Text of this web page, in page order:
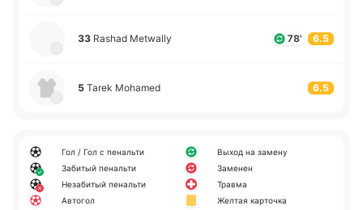
33 Rashad Metwally 78' 6.5
5 Tarek Mohamed 6.5
Гол / Гол с пенальти
Забитый пенальти
Незабитый пенальти
Автогол
Выход на замену
Заменен
Травма
Желтая карточка